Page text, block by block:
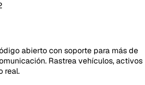
abierto con soporte para más de
Rastrea vehículos, activos
real.